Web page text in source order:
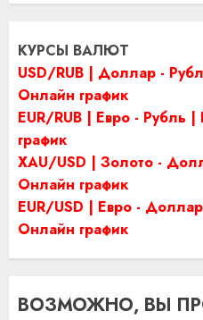
КУРСЫ ВАЛЮТ
USD/RUB | Доллар -
Онлайн график
EUR/RUB | Евро - Рубль
график
XAU/USD | Золото -
Онлайн график
EUR/USD | Евро -
Онлайн график
ВОЗМОЖНО, ВЫ